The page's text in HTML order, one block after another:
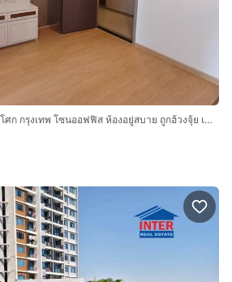
คอนโด ไอดีโอ พระราม9-อโศก กรุงเทพ โซนออฟฟิส ห้องอยู่สบาย ถูกฮ้วงจุ้ย เดืนทางสะดวก